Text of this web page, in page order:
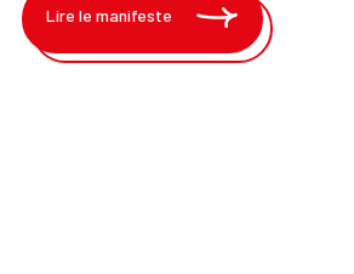
Lire le manifeste